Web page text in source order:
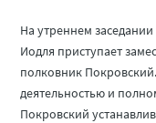
На утреннем
Иодля приступает
полковник
деятельностью и
Покровский